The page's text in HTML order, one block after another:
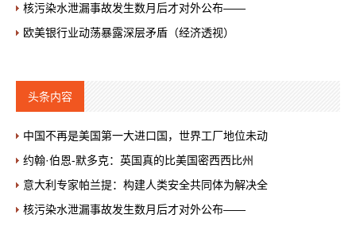
核污染水泄漏事故发生数月后才对外公布——
欧美银行业动荡暴露深层矛盾（经济透视）
头条内容
中国不再是美国第一大进口国，世界工厂地位未动
约翰·伯恩-默多克：英国真的比美国密西西比州
意大利专家帕兰提：构建人类安全共同体为解决全
核污染水泄漏事故发生数月后才对外公布——